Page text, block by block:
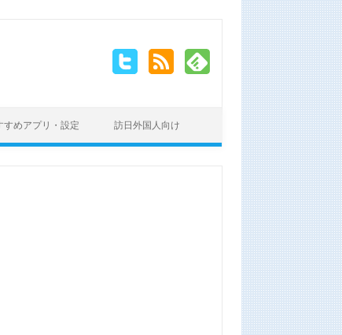
すめアプリ・設定 訪日外国人向け